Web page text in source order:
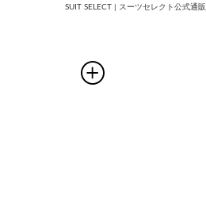
SUIT SELECT | スーツセレクト公式通販